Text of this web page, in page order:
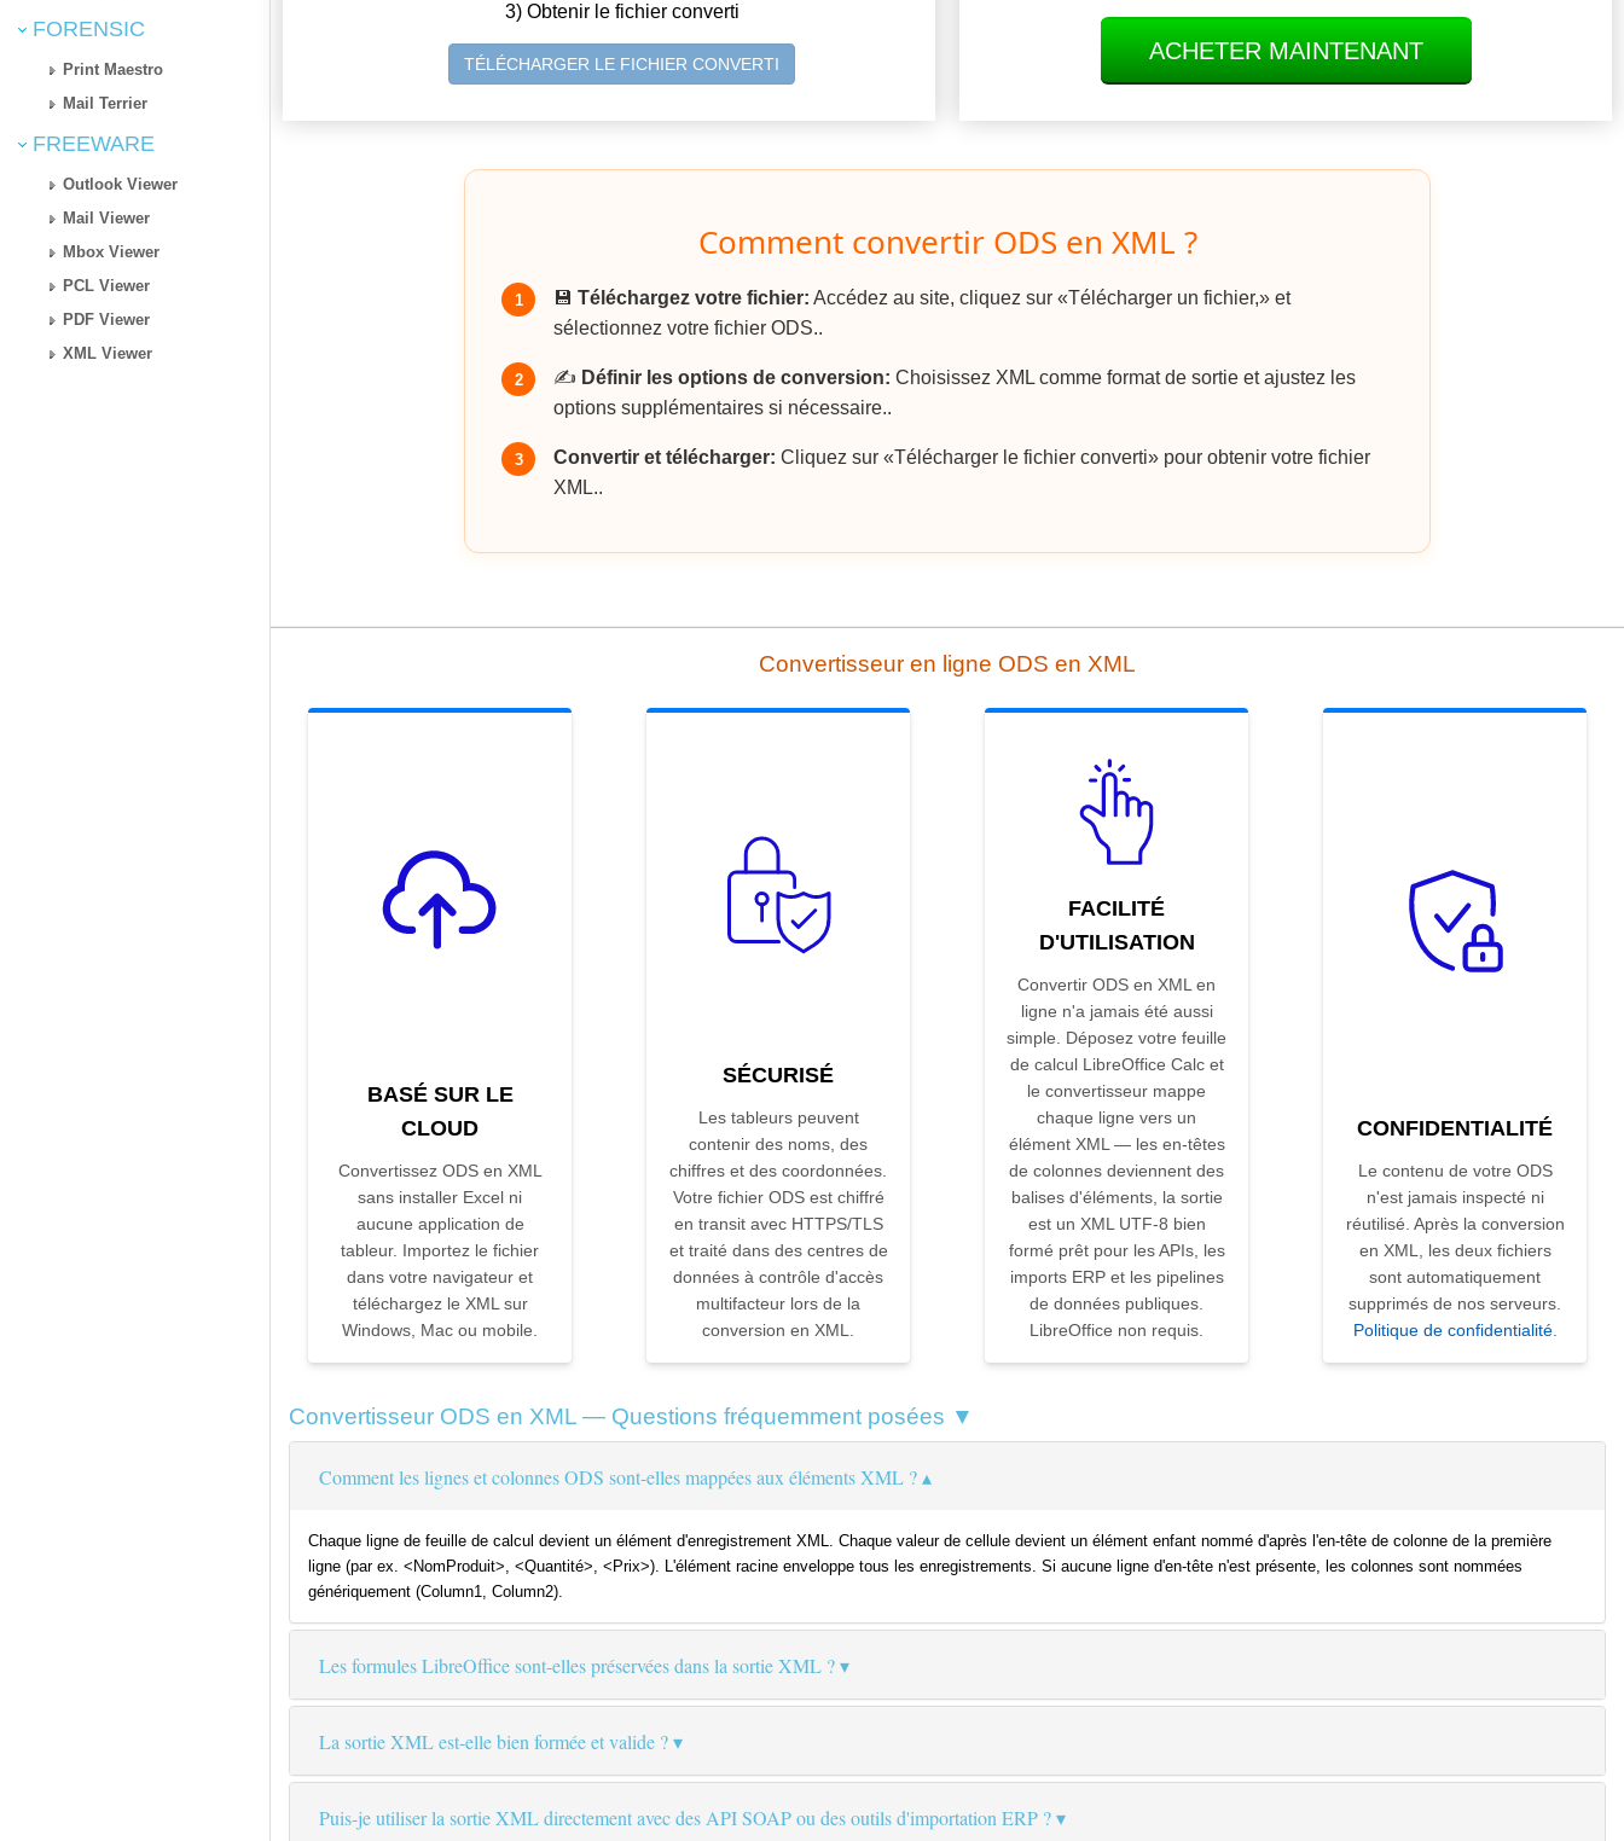
FORENSIC
Print Maestro
Mail Terrier
FREEWARE
Outlook Viewer
Mail Viewer
Mbox Viewer
PCL Viewer
PDF Viewer
XML Viewer
3) Obtenir le fichier converti
TÉLÉCHARGER LE FICHIER CONVERTI ACHETER MAINTENANT
Comment convertir ODS en XML ?
1 💾 Téléchargez votre fichier: Accédez au site, cliquez sur «Télécharger un fichier,» et
sélectionnez votre fichier ODS..
2 ✍️ Définir les options de conversion: Choisissez XML comme format de sortie et ajustez les
options supplémentaires si nécessaire..
3 Convertir et télécharger: Cliquez sur «Télécharger le fichier converti» pour obtenir votre fichier
XML..
Convertisseur en ligne ODS en XML
BASÉ SUR LE
CLOUD
Convertissez ODS en XML
sans installer Excel ni
aucune application de
tableur. Importez le fichier
dans votre navigateur et
téléchargez le XML sur
Windows, Mac ou mobile.
SÉCURISÉ
Les tableurs peuvent
contenir des noms, des
chiffres et des coordonnées.
Votre fichier ODS est chiffré
en transit avec HTTPS/TLS
et traité dans des centres de
données à contrôle d'accès
multifacteur lors de la
conversion en XML.
FACILITÉ
D'UTILISATION
Convertir ODS en XML en
ligne n'a jamais été aussi
simple. Déposez votre feuille
de calcul LibreOffice Calc et
le convertisseur mappe
chaque ligne vers un
élément XML — les en-têtes
de colonnes deviennent des
balises d'éléments, la sortie
est un XML UTF-8 bien
formé prêt pour les APIs, les
imports ERP et les pipelines
de données publiques.
LibreOffice non requis.
CONFIDENTIALITÉ
Le contenu de votre ODS
n'est jamais inspecté ni
réutilisé. Après la conversion
en XML, les deux fichiers
sont automatiquement
supprimés de nos serveurs.
Politique de confidentialité.
Convertisseur ODS en XML — Questions fréquemment posées ▼
Comment les lignes et colonnes ODS sont-elles mappées aux éléments XML ?
Chaque ligne de feuille de calcul devient un élément d'enregistrement XML. Chaque valeur de cellule devient un élément enfant nommé d'après l'en-tête de colonne de la première
ligne (par ex. <NomProduit>, <Quantité>, <Prix>). L'élément racine enveloppe tous les enregistrements. Si aucune ligne d'en-tête n'est présente, les colonnes sont nommées
génériquement (Column1, Column2).
Les formules LibreOffice sont-elles préservées dans la sortie XML ?
La sortie XML est-elle bien formée et valide ?
Puis-je utiliser la sortie XML directement avec des API SOAP ou des outils d'importation ERP ?